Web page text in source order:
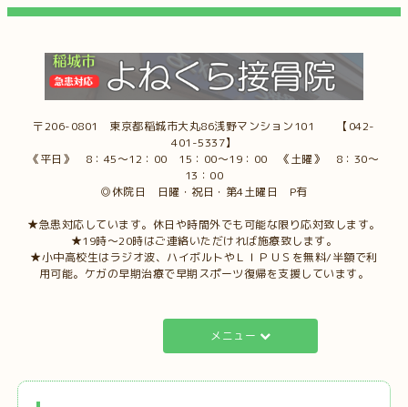
〒206-0801 東京都稲城市大丸86浅野マンション101 【042-
401-5337】
《平日》 8：45～12：00 15：00～19：00 《土曜》 8：30～
13：00
◎休院日 日曜・祝日・第4土曜日 P有
★急患対応しています。休日や時間外でも可能な限り応対致します。
★19時～20時はご連絡いただければ施療致します。
★小中高校生はラジオ波、ハイボルトやＬＩＰＵＳを無料/半額で利
用可能。ケガの早期治療で早期スポーツ復帰を支援しています。
メニュー